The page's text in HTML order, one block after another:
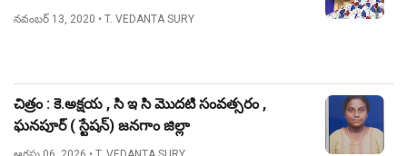
నవంబర్ 13, 2020 • T. VEDANTA SURY
చిత్రం : కె.అక్షయ , సి ఇ సి మొదటి సంవత్సరం ,
ఘనపూర్ ( స్టేషన్) జనగాం జిల్లా